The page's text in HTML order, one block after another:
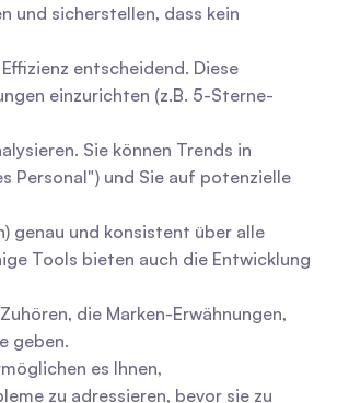
und sicherstellen, dass kein
entscheidend. Diese
einzurichten (z.B. 5-Sterne-
Sie können Trends in
Personal") und Sie auf potenzielle
genau und konsistent über alle
Tools bieten auch die Entwicklung
die Marken-Erwähnungen,
geben.
es Ihnen,
zu adressieren, bevor sie zu